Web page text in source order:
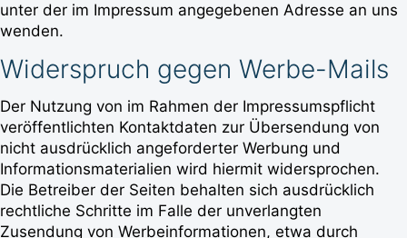
unter der im Impressum angegebenen Adresse an uns
wenden.
Widerspruch gegen Werbe-Mails
Der Nutzung von im Rahmen der Impressumspflicht
veröffentlichten Kontaktdaten zur Übersendung von
nicht ausdrücklich angeforderter Werbung und
Informationsmaterialien wird hiermit widersprochen.
Die Betreiber der Seiten behalten sich ausdrücklich
rechtliche Schritte im Falle der unverlangten
Zusendung von Werbeinformationen, etwa durch